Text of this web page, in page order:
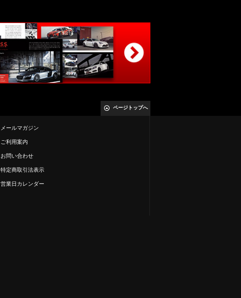
ページトップへ
メールマガジン
ご利用案内
お問い合わせ
特定商取引法表示
営業日カレンダー